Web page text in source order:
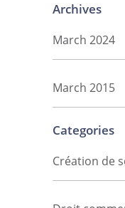
Archives
March 2024
March 2015
Categories
Création de